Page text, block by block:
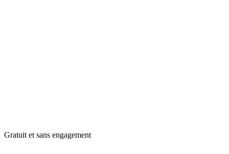
Gratuit et sans engagement